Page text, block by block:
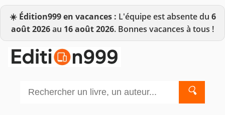
☀️ Édition999 en vacances : L'équipe est absente du 6
août 2026au 16 août 2026. Bonnes vacances à tous !
🔍